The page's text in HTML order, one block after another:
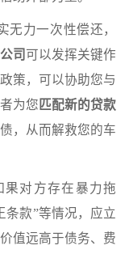
无力一次性偿还，
司 可以发挥关键作
策，可以协助您与
为您 匹配新的贷款
，从而解救您的车
果对方存在暴力拖
条款”等情况，应立
值远高于债务、费